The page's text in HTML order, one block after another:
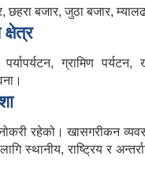
छहरा बजार, जुठा बजार,
पर्यापर्यटन, ग्रामिण
नोकरी रहेको। खासगरीकन
स्थानीय, राष्ट्रिय र